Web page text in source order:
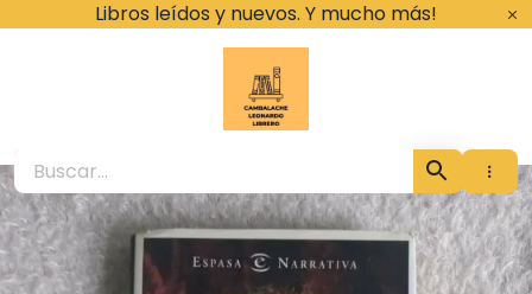
Libros leídos y nuevos. Y mucho más!
Cambalache